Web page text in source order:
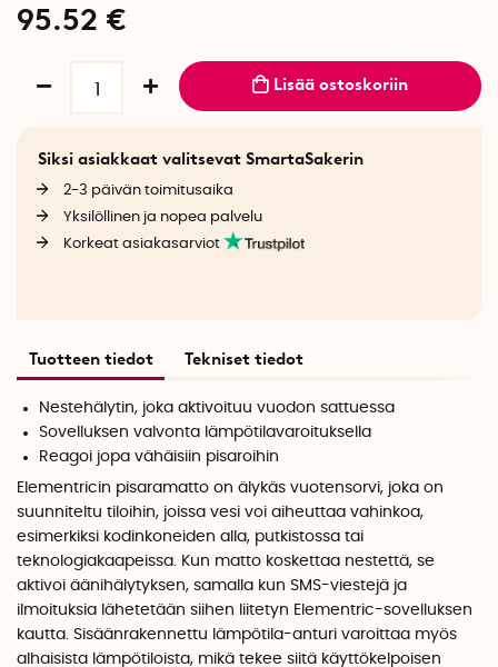
95.52 €
Lisää ostoskoriin
Siksi asiakkaat valitsevat SmartaSakerin
2-3 päivän toimitusaika
Yksilöllinen ja nopea palvelu
Korkeat asiakasarviot
Tuotteen tiedot Tekniset tiedot
Nestehälytin, joka aktivoituu vuodon sattuessa
Sovelluksen valvonta lämpötilavaroituksella
Reagoi jopa vähäisiin pisaroihin
Elementricin pisaramatto on älykäs vuotensorvi, joka on
suunniteltu tiloihin, joissa vesi voi aiheuttaa vahinkoa,
esimerkiksi kodinkoneiden alla, putkistossa tai
teknologiakaapeissa. Kun matto koskettaa nestettä, se
aktivoi äänihälytyksen, samalla kun SMS-viestejä ja
ilmoituksia lähetetään siihen liitetyn Elementric-sovelluksen
kautta. Sisäänrakennettu lämpötila-anturi varoittaa myös
alhaisista lämpötiloista, mikä tekee siitä käyttökelpoisen